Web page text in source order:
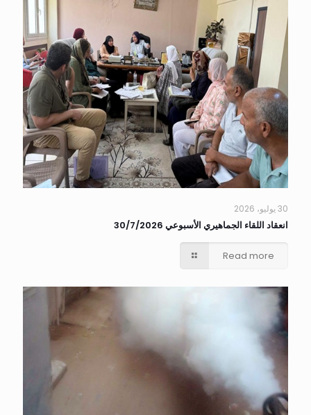
30 يوليو، 2026
انعقاد اللقاء الجماهيري الأسبوعي 30/7/2026
Read more